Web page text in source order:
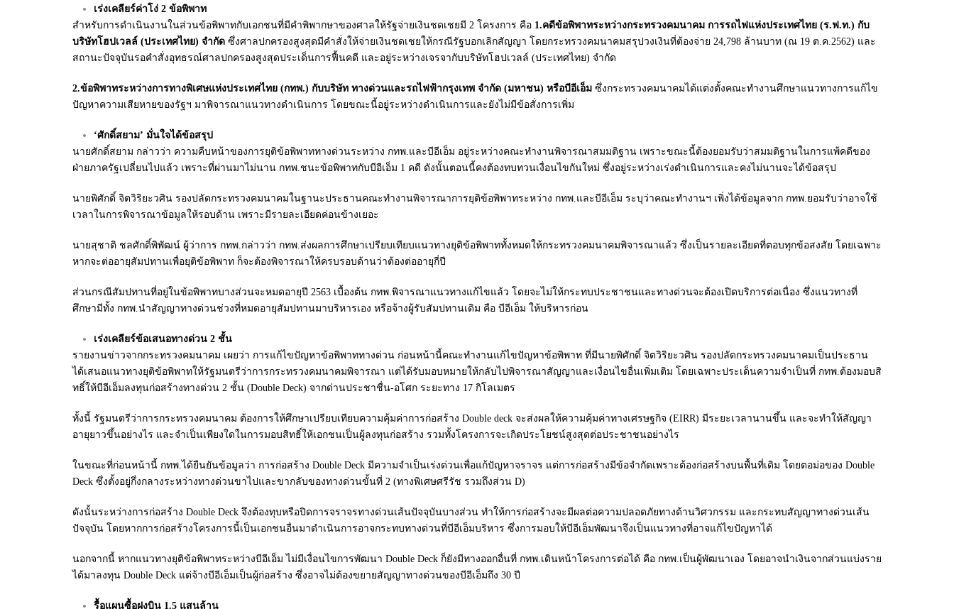
เร่งเคลียร์ค่าโง่ 2 ข้อพิพาท
สำหรับการดำเนินงานในส่วนข้อพิพาทกับเอกชนที่มีคำพิพากษาของศาลให้รัฐจ่ายเงินชดเชยมี 2 โครงการ คือ 1.คดีข้อพิพาทระหว่างกระทรวงคมนาคม การรถไฟแห่งประเทศไทย (ร.ฟ.ท.) กับ
บริษัทโฮปเวลล์ (ประเทศไทย) จำกัด ซึ่งศาลปกครองสูงสุดมีคำสั่งให้จ่ายเงินชดเชยให้กรณีรัฐบอกเลิกสัญญา โดยกระทรวงคมนาคมสรุปวงเงินที่ต้องจ่าย 24,798 ล้านบาท (ณ 19 ต.ค.2562) และ
สถานะปัจจุบันรอคำสั่งอุทธรณ์ศาลปกครองสูงสุดประเด็นการฟื้นคดี และอยู่ระหว่างเจรจากับบริษัทโฮปเวลล์ (ประเทศไทย) จำกัด
2.ข้อพิพาทระหว่างการทางพิเศษแห่งประเทศไทย (กทพ.) กับบริษัท ทางด่วนและรถไฟฟ้ากรุงเทพ จำกัด (มหาชน) หรือบีอีเอ็ม ซึ่งกระทรวงคมนาคมได้แต่งตั้งคณะทำงานศึกษาแนวทางการแก้ไข
ปัญหาความเสียหายของรัฐฯ มาพิจารณาแนวทางดำเนินการ โดยขณะนี้อยู่ระหว่างดำเนินการและยังไม่มีข้อสั่งการเพิ่ม
‘ศักดิ์สยาม’ มั่นใจได้ข้อสรุป
นายศักดิ์สยาม กล่าวว่า ความคืบหน้าของการยุติข้อพิพาททางด่วนระหว่าง กทพ.และบีอีเอ็ม อยู่ระหว่างคณะทำงานพิจารณาสมมติฐาน เพราะขณะนี้ต้องยอมรับว่าสมมติฐานในการแพ้คดีของ
ฝ่ายภาครัฐเปลี่ยนไปแล้ว เพราะที่ผ่านมาไม่นาน กทพ.ชนะข้อพิพาทกับบีอีเอ็ม 1 คดี ดังนั้นตอนนี้คงต้องทบทวนเงื่อนไขกันใหม่ ซึ่งอยู่ระหว่างเร่งดำเนินการและคงไม่นานจะได้ข้อสรุป
นายพิศักดิ์ จิตวิริยะวศิน รองปลัดกระทรวงคมนาคมในฐานะประธานคณะทำงานพิจารณาการยุติข้อพิพาทระหว่าง กทพ.และบีอีเอ็ม ระบุว่าคณะทำงานฯ เพิ่งได้ข้อมูลจาก กทพ.ยอมรับว่าอาจใช้
เวลาในการพิจารณาข้อมูลให้รอบด้าน เพราะมีรายละเอียดค่อนข้างเยอะ
นายสุชาติ ชลศักดิ์พิพัฒน์ ผู้ว่าการ กทพ.กล่าวว่า กทพ.ส่งผลการศึกษาเปรียบเทียบแนวทางยุติข้อพิพาททั้งหมดให้กระทรวงคมนาคมพิจารณาแล้ว ซึ่งเป็นรายละเอียดที่ตอบทุกข้อสงสัย โดยเฉพาะ
หากจะต่ออายุสัมปทานเพื่อยุติข้อพิพาท ก็จะต้องพิจารณาให้ครบรอบด้านว่าต้องต่ออายุกี่ปี
ส่วนกรณีสัมปทานที่อยู่ในข้อพิพาทบางส่วนจะหมดอายุปี 2563 เบื้องต้น กทพ.พิจารณาแนวทางแก้ไขแล้ว โดยจะไม่ให้กระทบประชาชนและทางด่วนจะต้องเปิดบริการต่อเนื่อง ซึ่งแนวทางที่
ศึกษามีทั้ง กทพ.นำสัญญาทางด่วนช่วงที่หมดอายุสัมปทานมาบริหารเอง หรือจ้างผู้รับสัมปทานเดิม คือ บีอีเอ็ม ให้บริหารก่อน
เร่งเคลียร์ข้อเสนอทางด่วน 2 ชั้น
รายงานข่าวจากกระทรวงคมนาคม เผยว่า การแก้ไขปัญหาข้อพิพาททางด่วน ก่อนหน้านี้คณะทำงานแก้ไขปัญหาข้อพิพาท ที่มีนายพิศักดิ์ จิตวิริยะวศิน รองปลัดกระทรวงคมนาคมเป็นประธาน
ได้เสนอแนวทางยุติข้อพิพาทให้รัฐมนตรีว่าการกระทรวงคมนาคมพิจารณา แต่ได้รับมอบหมายให้กลับไปพิจารณาสัญญาและเงื่อนไขอื่นเพิ่มเติม โดยเฉพาะประเด็นความจำเป็นที่ กทพ.ต้องมอบสิ
ทธิ์ให้บีอีเอ็มลงทุนก่อสร้างทางด่วน 2 ชั้น (Double Deck) จากด่านประชาชื่น-อโศก ระยะทาง 17 กิโลเมตร
ทั้งนี้ รัฐมนตรีว่าการกระทรวงคมนาคม ต้องการให้ศึกษาเปรียบเทียบความคุ้มค่าการก่อสร้าง Double deck จะส่งผลให้ความคุ้มค่าทางเศรษฐกิจ (EIRR) มีระยะเวลานานขึ้น และจะทำให้สัญญา
อายุยาวขึ้นอย่างไร และจำเป็นเพียงใดในการมอบสิทธิ์ให้เอกชนเป็นผู้ลงทุนก่อสร้าง รวมทั้งโครงการจะเกิดประโยชน์สูงสุดต่อประชาชนอย่างไร
ในขณะที่ก่อนหน้านี้ กทพ.ได้ยืนยันข้อมูลว่า การก่อสร้าง Double Deck มีความจำเป็นเร่งด่วนเพื่อแก้ปัญหาจราจร แต่การก่อสร้างมีข้อจำกัดเพราะต้องก่อสร้างบนพื้นที่เดิม โดยตอม่อของ Double
Deck ซึ่งตั้งอยู่กึ่งกลางระหว่างทางด่วนขาไปและขากลับของทางด่วนขั้นที่ 2 (ทางพิเศษศรีรัช รวมถึงส่วน D)
ดังนั้นระหว่างการก่อสร้าง Double Deck จึงต้องทุบหรือปิดการจราจรทางด่วนเส้นปัจจุบันบางส่วน ทำให้การก่อสร้างจะมีผลต่อความปลอดภัยทางด้านวิศวกรรม และกระทบสัญญาทางด่วนเส้น
ปัจจุบัน โดยหากการก่อสร้างโครงการนี้เป็นเอกชนอื่นมาดำเนินการอาจกระทบทางด่วนที่บีอีเอ็มบริหาร ซึ่งการมอบให้บีอีเอ็มพัฒนาจึงเป็นแนวทางที่อาจแก้ไขปัญหาได้
นอกจากนี้ หากแนวทางยุติข้อพิพาทระหว่างบีอีเอ็ม ไม่มีเงื่อนไขการพัฒนา Double Deck ก็ยังมีทางออกอื่นที่ กทพ.เดินหน้าโครงการต่อได้ คือ กทพ.เป็นผู้พัฒนาเอง โดยอาจนำเงินจากส่วนแบ่งราย
ได้มาลงทุน Double Deck แต่จ้างบีอีเอ็มเป็นผู้ก่อสร้าง ซึ่งอาจไม่ต้องขยายสัญญาทางด่วนของบีอีเอ็มถึง 30 ปี
รื้อแผนซื้อฝูงบิน 1.5 แสนล้าน